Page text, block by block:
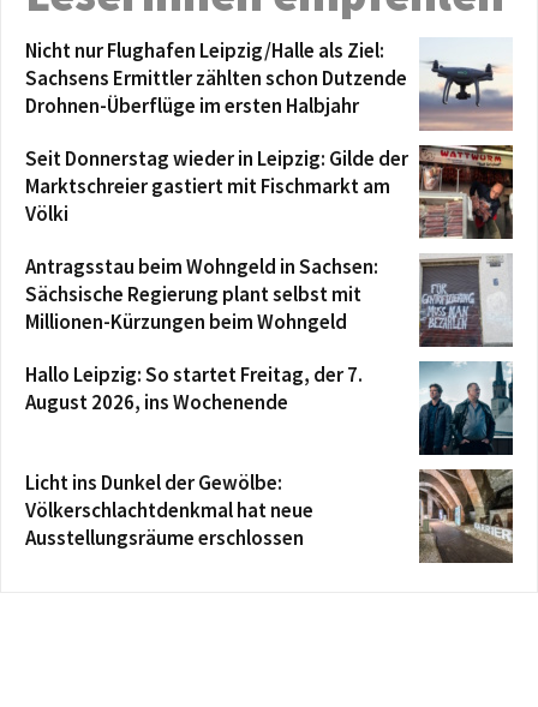
Nicht nur Flughafen Leipzig/Halle als Ziel:
Sachsens Ermittler zählten schon Dutzende
Drohnen-Überflüge im ersten Halbjahr
Seit Donnerstag wieder in Leipzig: Gilde der
Marktschreier gastiert mit Fischmarkt am
Völki
Antragsstau beim Wohngeld in Sachsen:
Sächsische Regierung plant selbst mit
Millionen-Kürzungen beim Wohngeld
Hallo Leipzig: So startet Freitag, der 7.
August 2026, ins Wochenende
Licht ins Dunkel der Gewölbe:
Völkerschlachtdenkmal hat neue
Ausstellungsräume erschlossen